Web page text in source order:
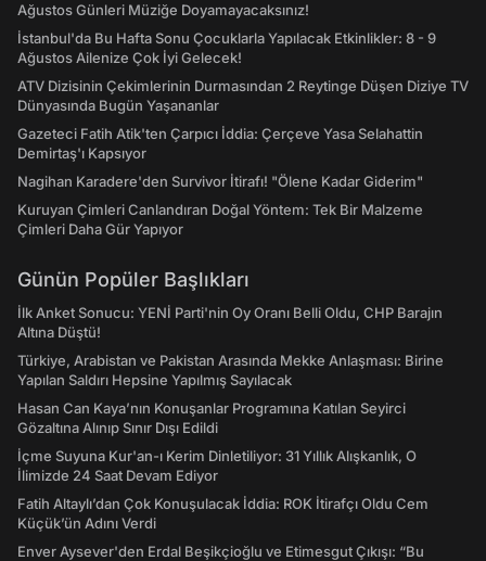
Ağustos Günleri Müziğe Doyamayacaksınız!
İstanbul'da Bu Hafta Sonu Çocuklarla Yapılacak Etkinlikler: 8 - 9
Ağustos Ailenize Çok İyi Gelecek!
ATV Dizisinin Çekimlerinin Durmasından 2 Reytinge Düşen Diziye TV
Dünyasında Bugün Yaşananlar
Gazeteci Fatih Atik'ten Çarpıcı İddia: Çerçeve Yasa Selahattin
Demirtaş'ı Kapsıyor
Nagihan Karadere'den Survivor İtirafı! "Ölene Kadar Giderim"
Kuruyan Çimleri Canlandıran Doğal Yöntem: Tek Bir Malzeme
Çimleri Daha Gür Yapıyor
Günün Popüler Başlıkları
İlk Anket Sonucu: YENİ Parti'nin Oy Oranı Belli Oldu, CHP Barajın
Altına Düştü!
Türkiye, Arabistan ve Pakistan Arasında Mekke Anlaşması: Birine
Yapılan Saldırı Hepsine Yapılmış Sayılacak
Hasan Can Kaya’nın Konuşanlar Programına Katılan Seyirci
Gözaltına Alınıp Sınır Dışı Edildi
İçme Suyuna Kur'an-ı Kerim Dinletiliyor: 31 Yıllık Alışkanlık, O
İlimizde 24 Saat Devam Ediyor
Fatih Altaylı’dan Çok Konuşulacak İddia: ROK İtirafçı Oldu Cem
Küçük’ün Adını Verdi
Enver Aysever'den Erdal Beşikçioğlu ve Etimesgut Çıkışı: “Bu